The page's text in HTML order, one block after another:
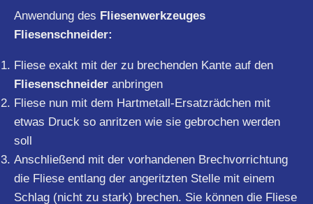
Anwendung des Fliesenwerkzeuges
Fliesenschneider:
Fliese exakt mit der zu brechenden Kante auf den
Fliesenschneider anbringen
Fliese nun mit dem Hartmetall-Ersatzrädchen mit
etwas Druck so anritzen wie sie gebrochen werden
soll
Anschließend mit der vorhandenen Brechvorrichtung
die Fliese entlang der angeritzten Stelle mit einem
Schlag (nicht zu stark) brechen. Sie können die Fliese